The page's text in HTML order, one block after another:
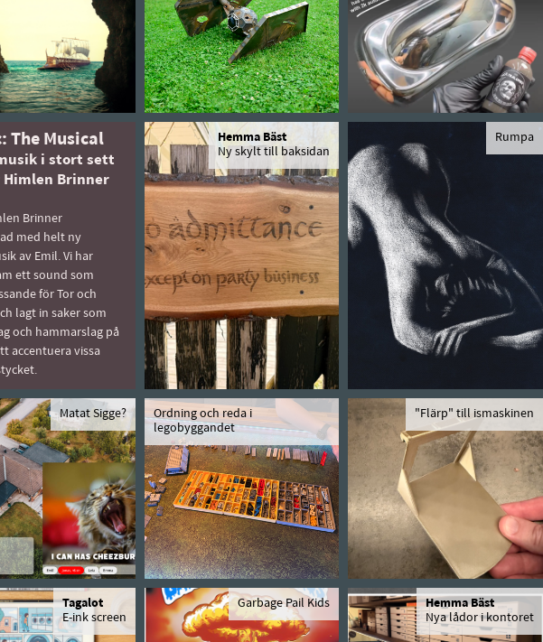
The Musical
i stort sett
Himlen Brinner
Brinner
med helt ny
av Emil. Vi har
ett sound som
för Tor och
lagt in saker som
och hammarslag på
accentuera vissa
Hemma Bäst
Ny skylt till baksidan
Rumpa
Matat Sigge?
Ordning och reda i
legobyggandet
"Flärp" till ismaskinen
Tagalot
E-ink screen
Garbage Pail Kids
Hemma Bäst
Nya lådor i kontoret